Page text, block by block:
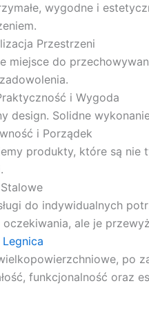
wygodne i
Przestrzeni
do
i Wygoda
Solidne
i Porządek
produkty, które są nie
do indywidualnych
ale je
po
funkcjonalność oraz